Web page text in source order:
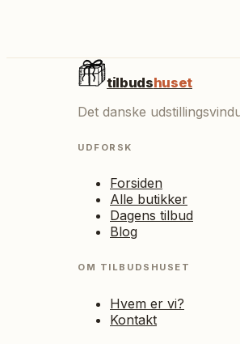
tilbudshuset
Det danske
UDFORSK
Forsiden
Alle butikker
Dagens tilbud
Blog
OM TILBUDSHUSET
Hvem er vi?
Kontakt